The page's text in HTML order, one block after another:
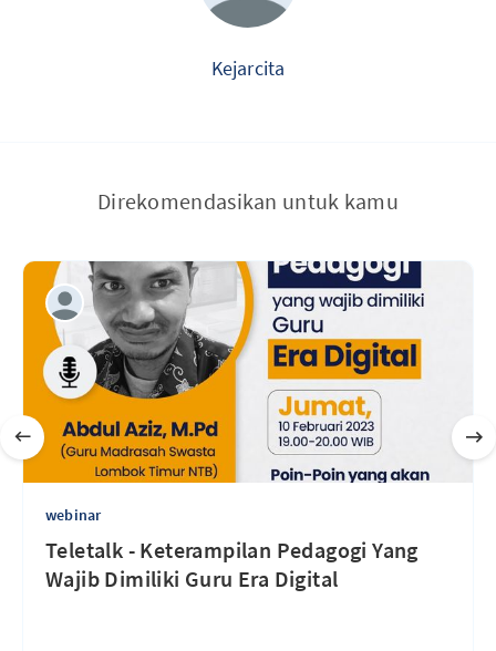
Kejarcita
Direkomendasikan untuk kamu
webinar
Teletalk - Keterampilan Pedagogi Yang
Wajib Dimiliki Guru Era Digital